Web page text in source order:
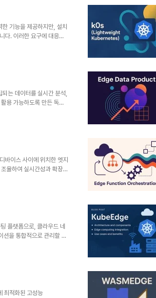
이동통신사, 방송국, 군·
지 포함주파수..
기능을 제공하지만, 설치
다. 이러한 요구에 대응하
쿠버네티스 배포판으로,
인, 워커 노드, 클러스터
성 요소..
는 데이터를 실시간 분석,
용 가능하도록 만든 독립
제품 사고방식을 엣지
포함Edge Data Product:
이스 사이에 위치한 엣지
율하여 실시간성과 확장성
분산, 보안 향상 등을 목
시간 안에 실행되는 서버
랫폼으로, 클라우드 네
션을 통합적으로 관리할 수
드와 엣지 간의 원활한
발 주체: CNCF(Cloud
최적화된 고성능